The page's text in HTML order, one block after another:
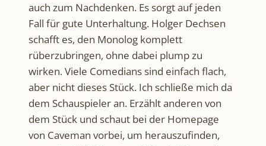
auch zum Nachdenken. Es sorgt auf jeden
Fall für gute Unterhaltung. Holger Dechsen
schafft es, den Monolog komplett
rüberzubringen, ohne dabei plump zu
wirken. Viele Comedians sind einfach flach,
aber nicht dieses Stück. Ich schließe mich da
dem Schauspieler an. Erzählt anderen von
dem Stück und schaut bei der Homepage
von Caveman vorbei, um herauszufinden,